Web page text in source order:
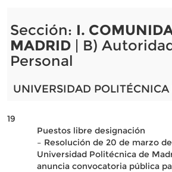
Sección: I.
MADRID| B)
Personal
UNIVERSIDAD
19
Puestos libre designación
– Resolución de 20 de marzo
Universidad Politécnica de
anuncia convocatoria pública